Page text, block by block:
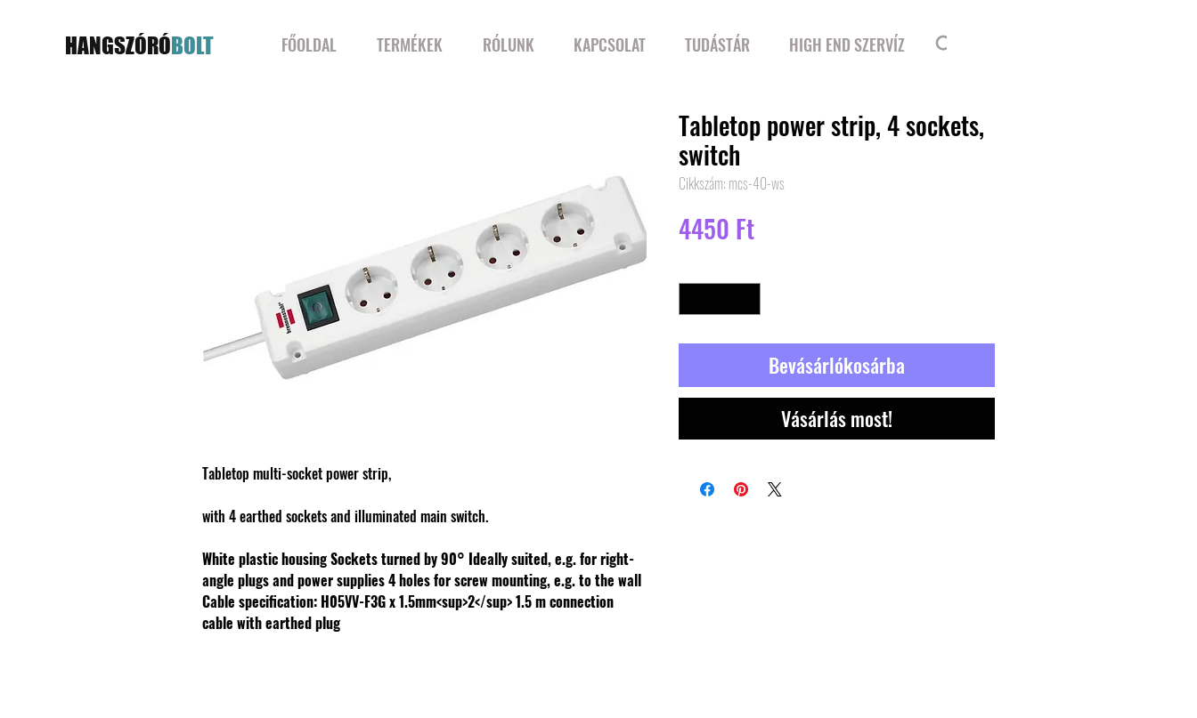
HANGSZÓRÓBOLT FŐOLDAL TERMÉKEK RÓLUNK KAPCSOLAT TUDÁSTÁR HIGH END SZERVÍZ
Tabletop multi-socket power strip,
with 4 earthed sockets and illuminated main switch.
White plastic housingSockets turned by 90° Ideally suited, e.g. for right-
angle plugs and power supplies4 holes for screw mounting, e.g. to the wall
Cable specification: H05VV-F3G x 1.5mm<sup>2</sup>1.5 m connection
cable with earthed plug
Tabletop power strip, 4 sockets,
switch
Cikkszám: mcs-40-ws
4450 FtÁr
Bevásárlókosárba
Vásárlás most!